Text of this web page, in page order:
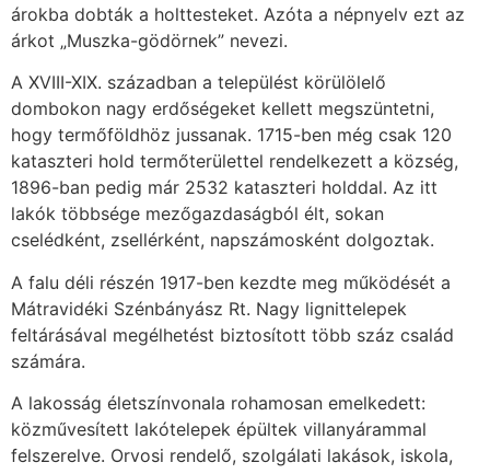
árokba dobták a holttesteket. Azóta a népnyelv ezt az
árkot „Muszka-gödörnek” nevezi.
A XVIII-XIX. században a települést körülölelő
dombokon nagy erdőségeket kellett megszüntetni,
hogy termőföldhöz jussanak. 1715-ben még csak 120
kataszteri hold termőterülettel rendelkezett a község,
1896-ban pedig már 2532 kataszteri holddal. Az itt
lakók többsége mezőgazdaságból élt, sokan
cselédként, zsellérként, napszámosként dolgoztak.
A falu déli részén 1917-ben kezdte meg működését a
Mátravidéki Szénbányász Rt. Nagy lignittelepek
feltárásával megélhetést biztosított több száz család
számára.
A lakosság életszínvonala rohamosan emelkedett:
közművesített lakótelepek épültek villanyárammal
felszerelve. Orvosi rendelő, szolgálati lakások, iskola,